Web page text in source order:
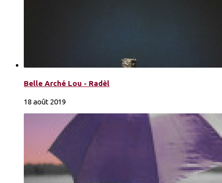
Belle Arché Lou - Radèl
18 août 2019